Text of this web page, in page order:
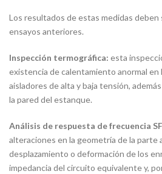
Los resultados de estas medidas deben
ensayos anteriores.
Inspección termográfica: esta
existencia de calentamiento anormal
aisladores de alta y baja tensión,
la pared del estanque.
Análisis de respuesta de frecuencia
alteraciones en la geometría de la parte
desplazamiento o deformación de los
impedancia del circuito equivalente y,